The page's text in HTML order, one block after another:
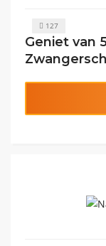
127
Geniet van